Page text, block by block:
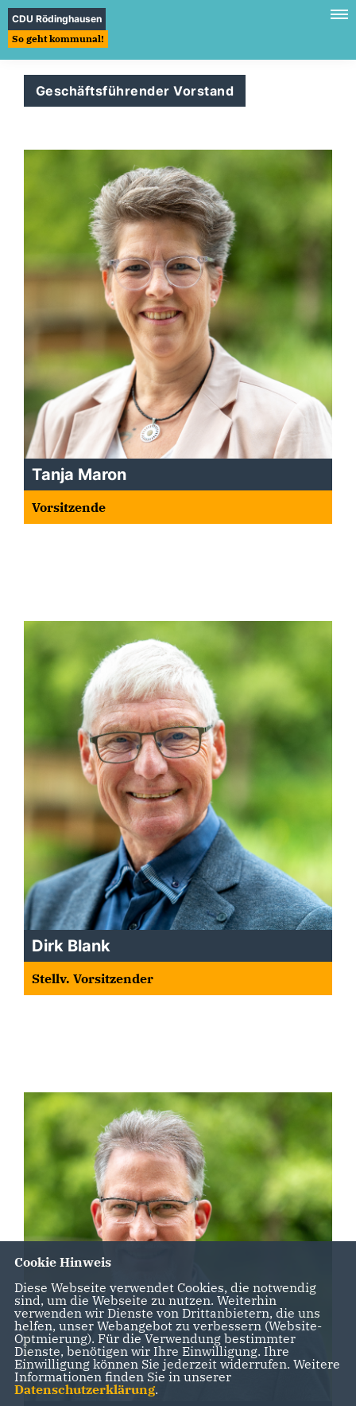
CDU Rödinghausen
So geht kommunal!
Geschäftsführender Vorstand
Tanja Maron
Vorsitzende
Dirk Blank
Stellv. Vorsitzender
Cookie Hinweis
Diese Webseite verwendet Cookies, die notwendig
sind, um die Webseite zu nutzen. Weiterhin
verwenden wir Dienste von Drittanbietern, die uns
helfen, unser Webangebot zu verbessern (Website-
Optmierung). Für die Verwendung bestimmter
Dienste, benötigen wir Ihre Einwilligung. Ihre
Einwilligung können Sie jederzeit widerrufen. Weitere
Informationen finden Sie in unserer
Datenschutzerklärung.